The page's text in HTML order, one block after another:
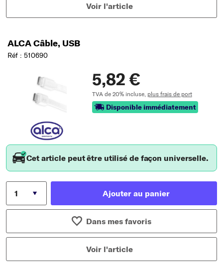
Voir l'article
ALCA Câble, USB
Réf : 510690
5,82 €
TVA de 20% incluse, plus frais de port
Disponible immédiatement
Cet article peut être utilisé de façon universelle.
Ajouter au panier
Dans mes favoris
Voir l'article